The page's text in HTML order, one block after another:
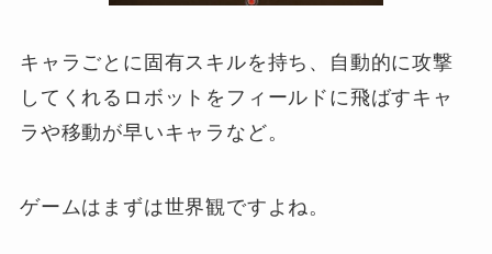
キャラごとに固有スキルを持ち、自動的に攻撃
してくれるロボットをフィールドに飛ばすキャ
ラや移動が早いキャラなど。
ゲームはまずは世界観ですよね。